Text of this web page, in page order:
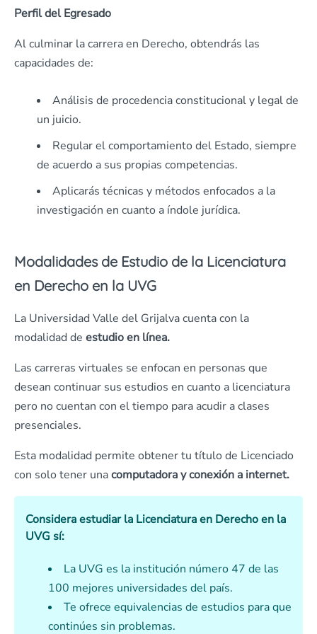
Perfil del Egresado
Al culminar la carrera en Derecho, obtendrás las
capacidades de:
Análisis de procedencia constitucional y legal de
un juicio.
Regular el comportamiento del Estado, siempre
de acuerdo a sus propias competencias.
Aplicarás técnicas y métodos enfocados a la
investigación en cuanto a índole jurídica.
Modalidades de Estudio de la Licenciatura
en Derecho en la UVG
La Universidad Valle del Grijalva cuenta con la
modalidad de estudio en línea.
Las carreras virtuales se enfocan en personas que
desean continuar sus estudios en cuanto a licenciatura
pero no cuentan con el tiempo para acudir a clases
presenciales.
Esta modalidad permite obtener tu título de Licenciado
con solo tener unacomputadora y conexión a internet.
Considera estudiar la Licenciatura en Derecho en la
UVG sí:
La UVG es la institución número 47 de las
100 mejores universidades del país.
Te ofrece equivalencias de estudios para que
continúes sin problemas.